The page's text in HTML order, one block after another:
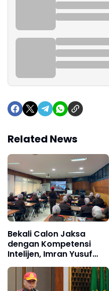
Related News
Bekali Calon Jaksa
dengan Kompetensi
Intelijen, Imran Yusuf
Tegaskan Intelijen
Adalah Garda Depan
Penegakan Hukum